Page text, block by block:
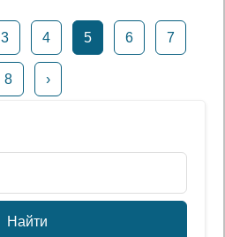
3 4 5 6 7
8 ›
Найти